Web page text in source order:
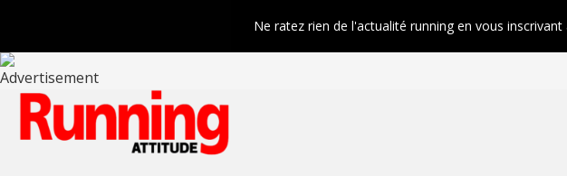
Ne ratez rien de l'actualité running en vous